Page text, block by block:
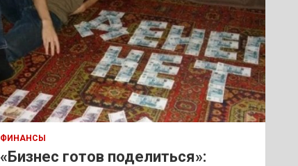
ФИНАНСЫ
«Бизнес готов поделиться»: